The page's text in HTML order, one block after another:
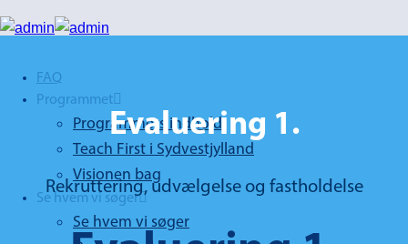
FAQ
Programmet
Programmets indhold
Teach First i Sydvestjylland
Visionen bag
Se hvem vi søger
Se hvem vi søger
Evaluering 1.
Rekruttering, udvælgelse og fastholdelse